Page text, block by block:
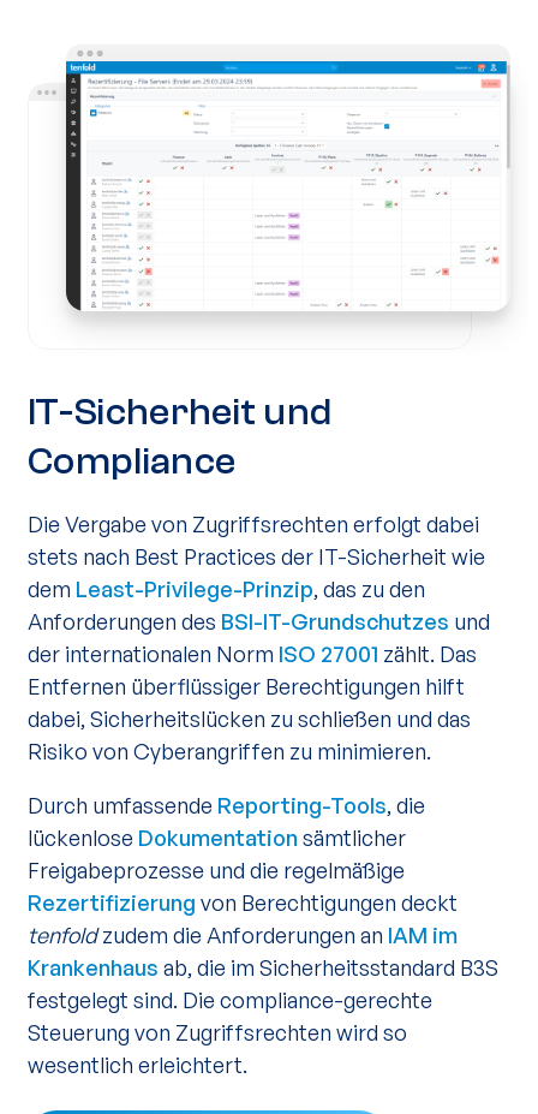
IT-Sicherheit und
Compliance
Die Vergabe von Zugriffsrechten erfolgt dabei
stets nach Best Practices der IT-Sicherheit wie
dem Least-Privilege-Prinzip, das zu den
Anforderungen des BSI-IT-Grundschutzes und
der internationalen Norm ISO 27001 zählt. Das
Entfernen überflüssiger Berechtigungen hilft
dabei, Sicherheitslücken zu schließen und das
Risiko von Cyberangriffen zu minimieren.
Durch umfassende Reporting-Tools, die
lückenlose Dokumentation sämtlicher
Freigabeprozesse und die regelmäßige
Rezertifizierung von Berechtigungen deckt
tenfoldzudem die Anforderungen an IAM im
Krankenhaus ab, die im Sicherheitsstandard B3S
festgelegt sind. Die compliance-gerechte
Steuerung von Zugriffsrechten wird so
wesentlich erleichtert.